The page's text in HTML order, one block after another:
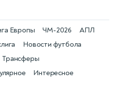
Новости футбола
Европы
Трансферы
ЧМ-2026 АПЛ
Интересное